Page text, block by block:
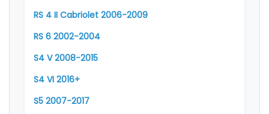
RS 4 II Cabriolet 2006-2009
RS 6 2002-2004
S4 V 2008-2015
S4 VI 2016+
S5 2007-2017